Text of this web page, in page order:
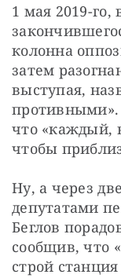
1 мая 2019-
колонна
затем
выступая,
что «каждый,
чтобы
Ну, а через
депутатами
Беглов
сообщив, что
строй